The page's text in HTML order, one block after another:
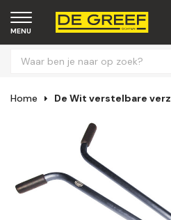
MENU
Home De Wit verstelbare